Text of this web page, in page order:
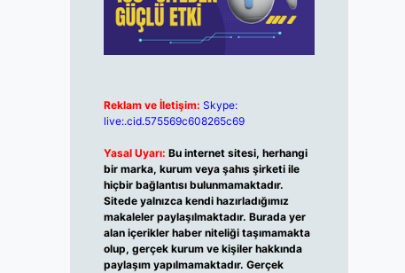
Reklam ve İletişim: Skype:
live:.cid.575569c608265c69
Yasal Uyarı: Bu internet sitesi, herhangi
bir marka, kurum veya şahıs şirketi ile
hiçbir bağlantısı bulunmamaktadır.
Sitede yalnızca kendi hazırladığımız
makaleler paylaşılmaktadır. Burada yer
alan içerikler haber niteliği taşımamakta
olup, gerçek kurum ve kişiler hakkında
paylaşım yapılmamaktadır. Gerçek